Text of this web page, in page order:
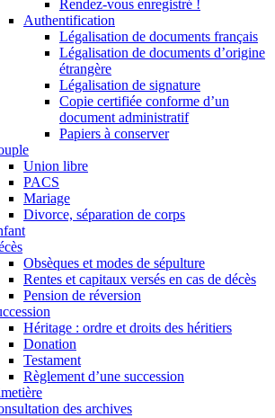
Rendez-vous enregistré !
Authentification
Légalisation de documents français
Légalisation de documents d’origine
étrangère
Légalisation de signature
Copie certifiée conforme d’un
document administratif
Papiers à conserver
Union libre
PACS
Mariage
Divorce, séparation de corps
Obsèques et modes de sépulture
Rentes et capitaux versés en cas de décès
Pension de réversion
Héritage : ordre et droits des héritiers
Donation
Testament
Règlement d’une succession
des archives